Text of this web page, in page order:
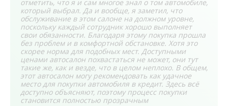
отметить, что я и сам многое знал о том автомобиле,
который выбрал. Да и вообще, я заметил, что
обслуживание в этом салоне на должном уровне,
поскольку каждый сотрудник хорошо выполняет
свои обязанности. Благодаря этому покупка прошла
без проблем и в комфортной обстановке. Хотя это
скорее норма для подобных мест. Доступными
ценами автосалон похвастаться не может, они тут
такие же, как и везде, что в целом неплохо. В общем,
этот автосалон могу рекомендовать как удачное
место для покупки автомобиля в кредит. Здесь всё
доступно объясняют, поэтому процесс покупки
становится полностью прозрачным